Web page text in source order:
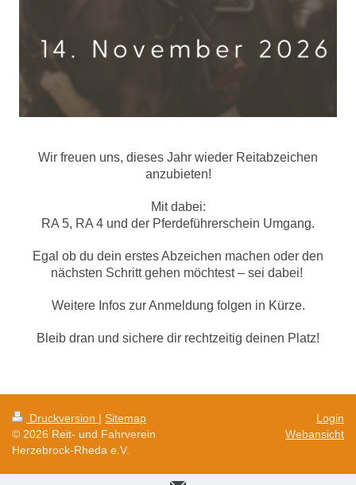
Wir freuen uns, dieses Jahr wieder Reitabzeichen
anzubieten!
Mit dabei:
RA 5, RA 4 und der Pferdeführerschein Umgang.
Egal ob du dein erstes Abzeichen machen oder den
nächsten Schritt gehen möchtest – sei dabei!
Weitere Infos zur Anmeldung folgen in Kürze.
Bleib dran und sichere dir rechtzeitig deinen Platz!
Druckversion | Sitemap
© 2026 Reit- und Fahrverein
Herzebrock-Rheda e.V.
Login
Webansicht